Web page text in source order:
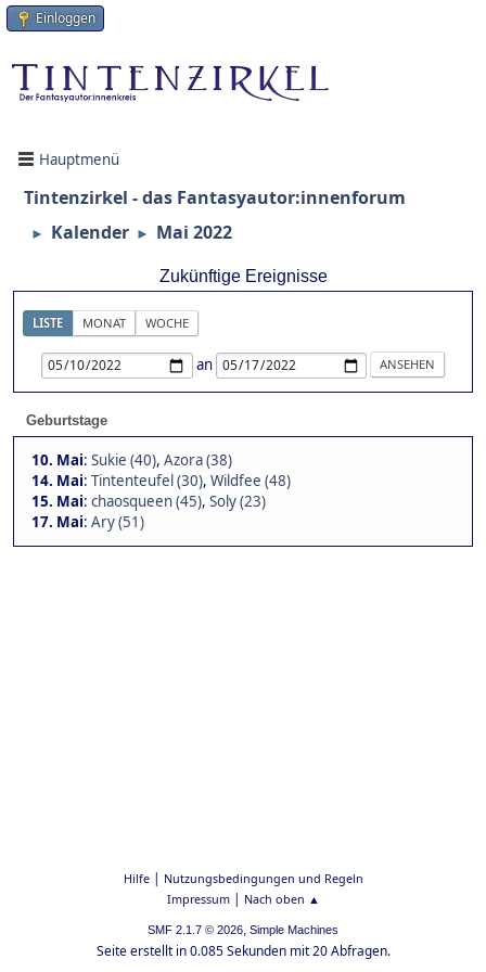
Einloggen
Hauptmenü
Tintenzirkel - das Fantasyautor:innenforum
► Kalender ► Mai 2022
Zukünftige Ereignisse
LISTE MONAT WOCHE
an
Geburtstage
10. Mai: Sukie (40), Azora (38)
14. Mai: Tintenteufel (30), Wildfee (48)
15. Mai: chaosqueen (45), Soly (23)
17. Mai: Ary (51)
Hilfe| Nutzungsbedingungen und Regeln
Impressum| Nach oben ▲
SMF 2.1.7 © 2026, Simple Machines
Seite erstellt in 0.085 Sekunden mit 20 Abfragen.